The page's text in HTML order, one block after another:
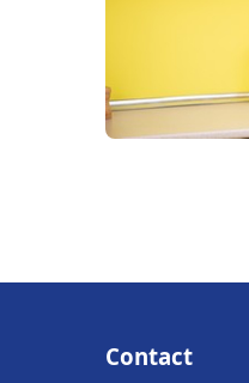
Contact